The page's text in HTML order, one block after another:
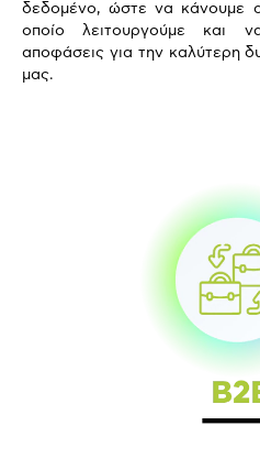
δεδομένο, ώστε να κάνουμε
οποίο λειτουργούμε και
αποφάσεις για την καλύτερη
μας.